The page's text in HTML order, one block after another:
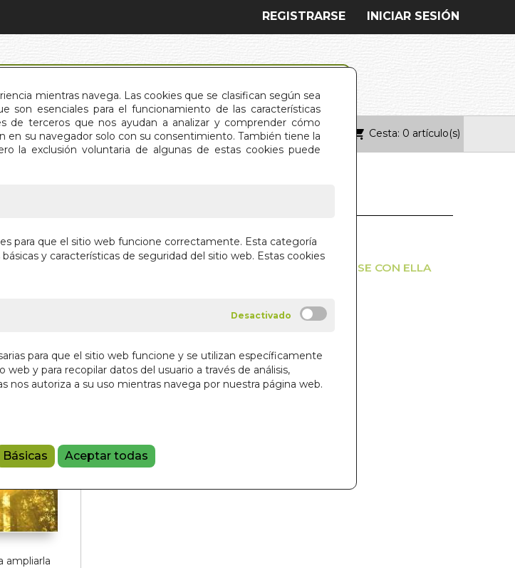
mientras navega. Las cookies que se clasifican según sea
son esenciales para el funcionamiento de las características
de terceros que nos ayudan a analizar y comprender cómo
en su navegador solo con su consentimiento. También tiene la
la exclusión voluntaria de algunas de estas cookies puede
para que el sitio web funcione correctamente. Esta categoría
y características de seguridad del sitio web. Estas cookies
para que el sitio web funcione y se utilizan específicamente
y para recopilar datos del usuario a través de análisis,
nos autoriza a su uso mientras navega por nuestra página web.
Básicas Aceptar todas
INICIAR SESIÓN
REGISTRARSE
QUIÉNES SOMOS CONTACTO Cesta: 0 artículo(s)
ampliarla
LENGUAJE DEL ALMA, EL
EL ARTE DE ESCUCHAR LA VIDA Y ALINEARSE CON ELLA
16,00 €
Añadir a la cesta